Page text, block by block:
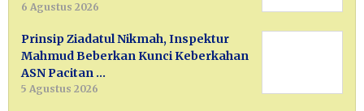
6 Agustus 2026
Prinsip Ziadatul Nikmah, Inspektur
Mahmud Beberkan Kunci Keberkahan
ASN Pacitan …
5 Agustus 2026